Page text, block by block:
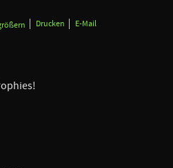
Drucken E-Mail